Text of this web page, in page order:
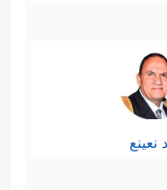
القرآن على
أَنَّمَا فَتَنَّـٰهُ﴾
هذا المشهد
نعينع